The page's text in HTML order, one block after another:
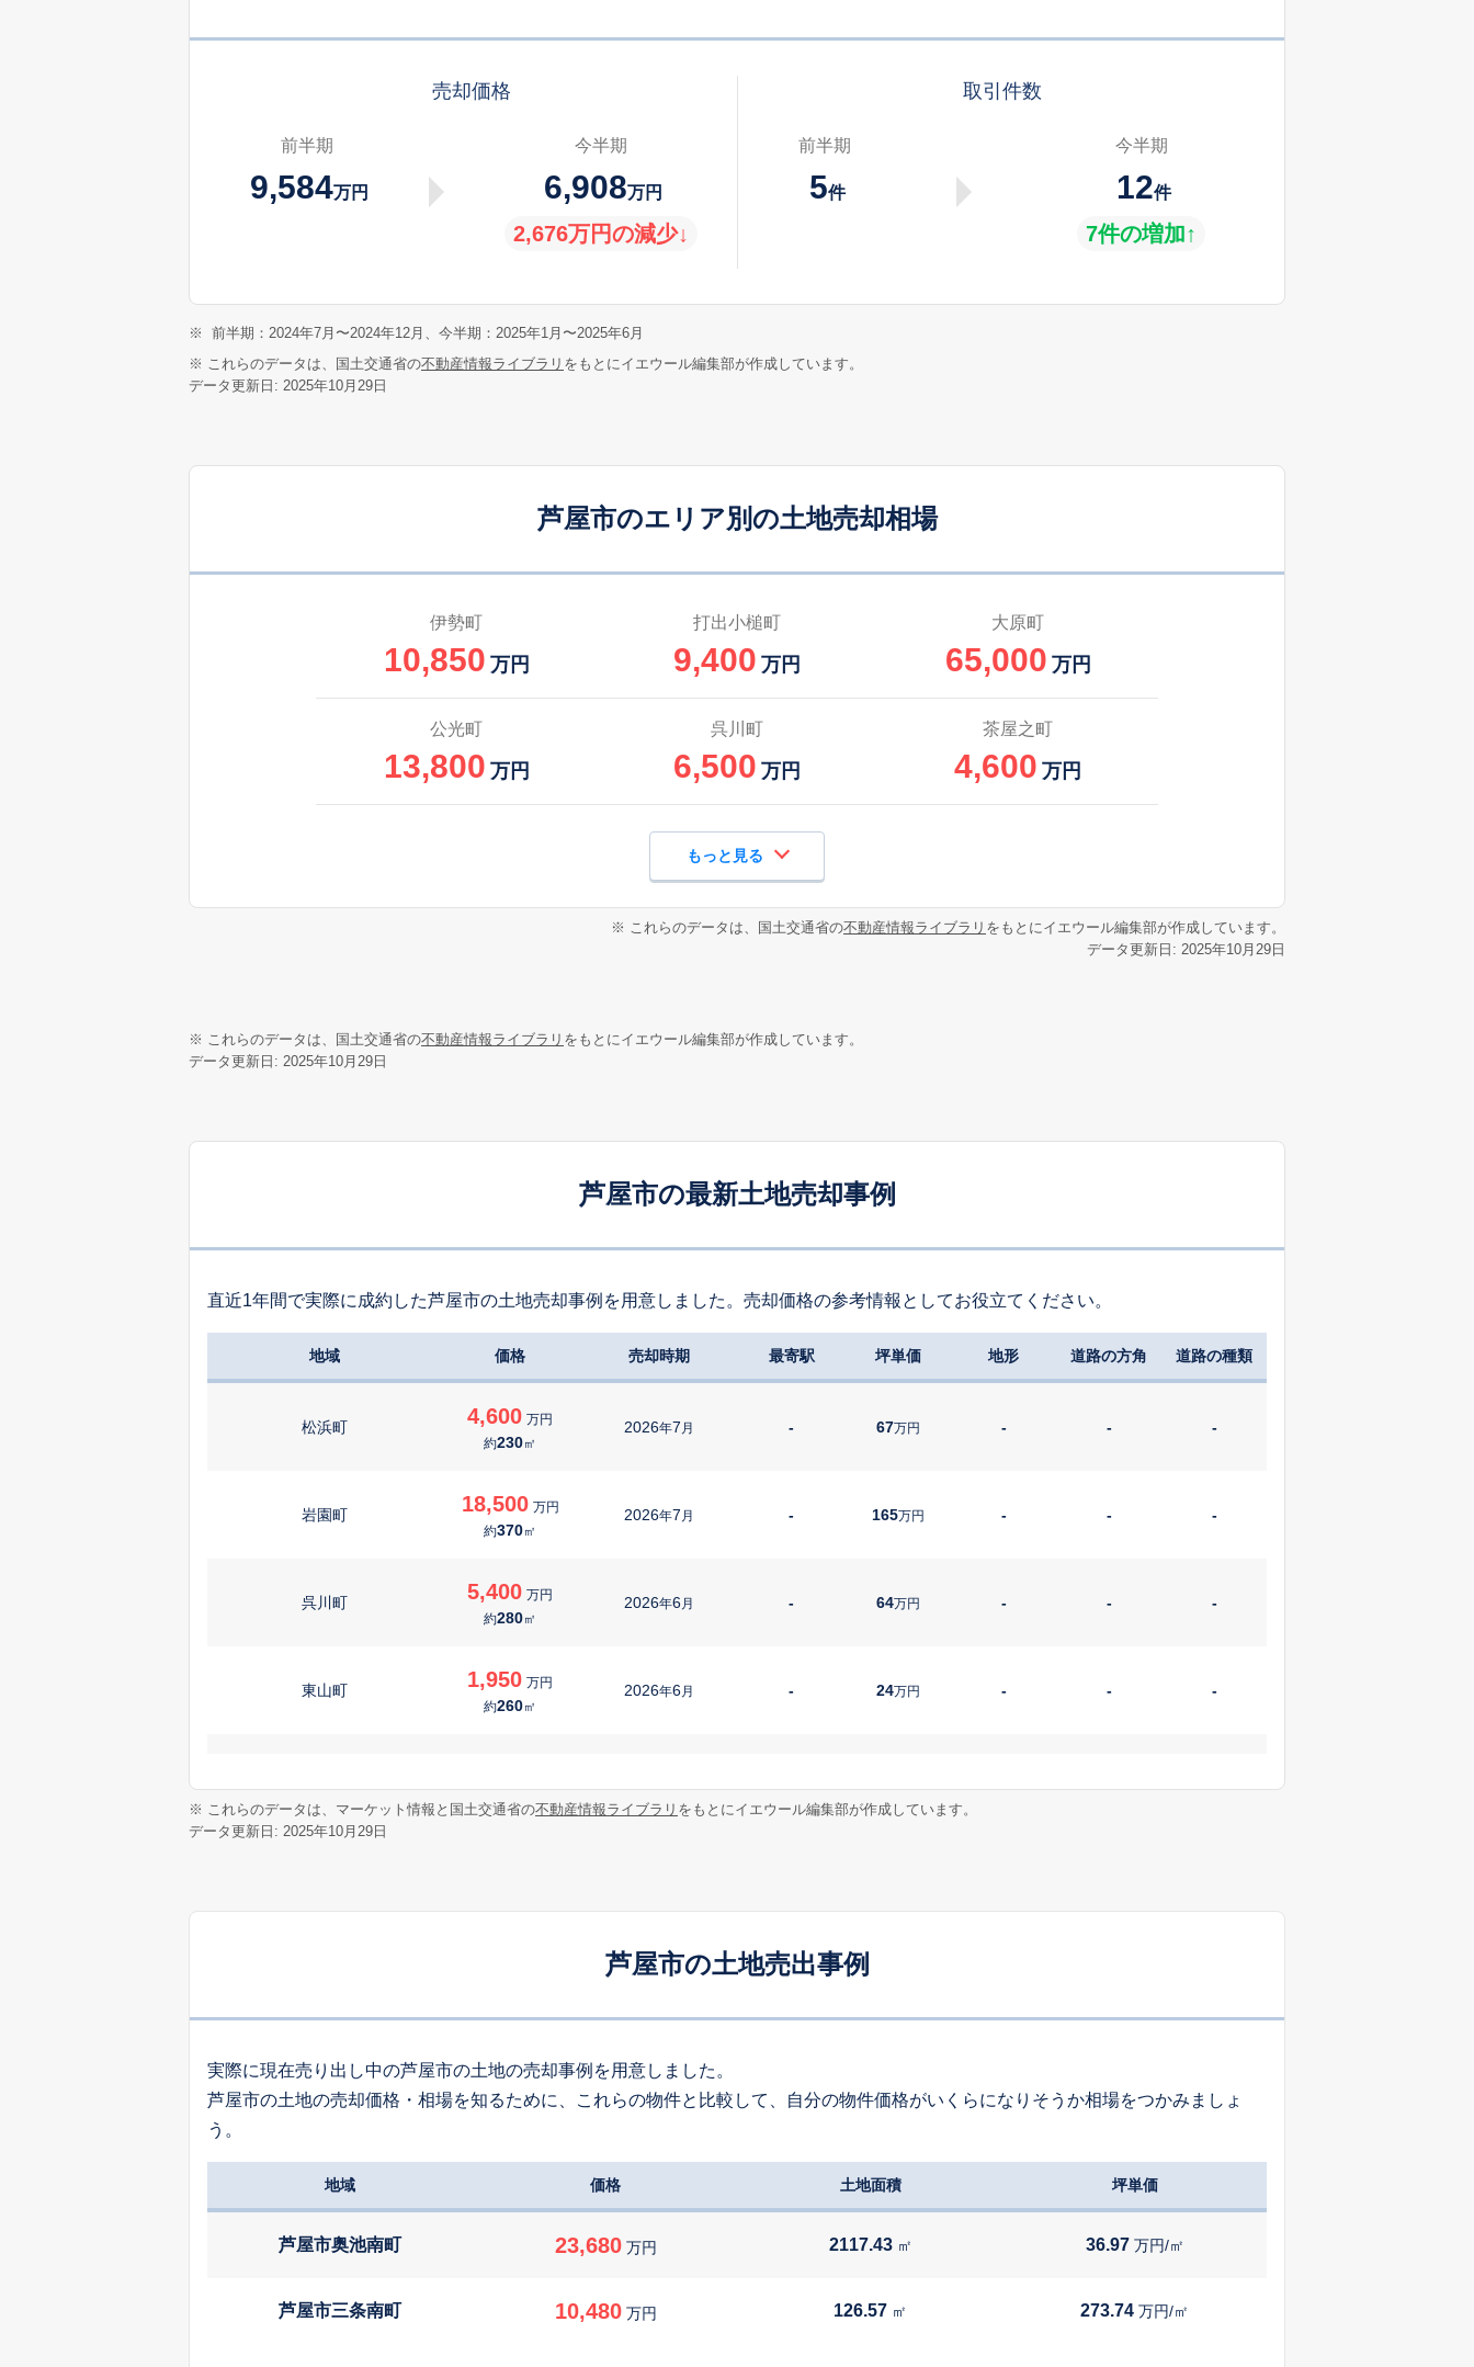
売却価格
前半期
9,584万円
今半期
6,908万円
2,676万円の減少↓
取引件数
前半期
5件
今半期
12件
7件の増加↑
※
前半期：2024年7月〜2024年12月、今半期：2025年1月〜2025年6月
※ これらのデータは、国土交通省の不動産情報ライブラリ をもとにイエウール編集部が作成しています。
データ更新日: 2025年10月29日
芦屋市のエリア別の土地売却相場
伊勢町
10,850 万円
打出小槌町
9,400 万円
大原町
65,000 万円
公光町
13,800 万円
呉川町
6,500 万円
茶屋之町
4,600 万円
もっと見る
※ これらのデータは、国土交通省の不動産情報ライブラリ をもとにイエウール編集部が作成しています。
データ更新日: 2025年10月29日
※ これらのデータは、国土交通省の不動産情報ライブラリ をもとにイエウール編集部が作成しています。
データ更新日: 2025年10月29日
芦屋市の最新土地売却事例
直近1年間で実際に成約した芦屋市の土地売却事例を用意しました。売却価格の参考情報としてお役立てください。
地域 価格 売却時期 最寄駅 坪単価 地形 道路の方角 道路の種類
松浜町 4,600 万円
約230㎡
2026年7 月 - 67万円 - - -
岩園町 18,500 万円
約370㎡
2026年7 月 - 165万円 - - -
呉川町 5,400 万円
約280㎡
2026年6月 - 64万円 - - -
東山町 1,950 万円
約260㎡
2026年6月 - 24万円 - - -
130
2026年6月 -
㎡
親王塚町 18,000 万円
2026 5 - 289 - - -
宮川町 2026 70 万円 -
※ これらのデータは、マーケット情報と国土交通省の不動産情報ライブラリ をもとにイエウール編集部が作成しています。
データ更新日: 2025年10月29日
芦屋市の土地売出事例
実際に現在売り出し中の芦屋市の土地の売却事例を用意しました。
芦屋市の土地の売却価格・相場を知るために、これらの物件と比較して、自分の物件価格がいくらになりそうか相場をつかみましょ
う。
地域 価格 土地面積 坪単価
芦屋市奥池南町 23,680 万円 2117.43 ㎡ 36.97 万円/㎡
芦屋市三条南町 10,480 万円 126.57 ㎡ 273.74 万円/㎡